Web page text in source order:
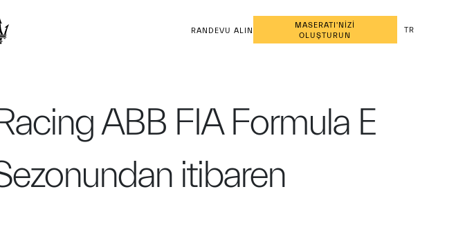
RANDEVU ALIN
MASERATI'NİZİ
OLUŞTURUN
TR
ABB FIA Formula E
itibaren